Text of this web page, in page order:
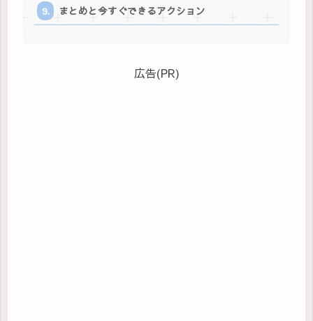
まとめと今すぐできるアクション
広告(PR)